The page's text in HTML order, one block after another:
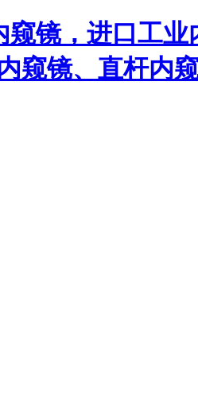
镜，进口工
窥镜、直杆内